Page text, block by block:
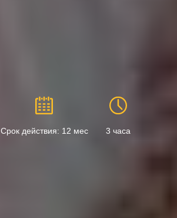
Срок действия: 12 мес 3 часа